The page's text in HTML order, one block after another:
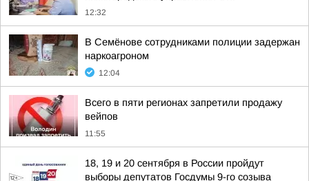
12:32
В Семёнове сотрудниками полиции задержан
наркоагроном
12:04
Всего в пяти регионах запретили продажу
вейпов
11:55
18, 19 и 20 сентября в России пройдут
выборы депутатов Госдумы 9-го созыва